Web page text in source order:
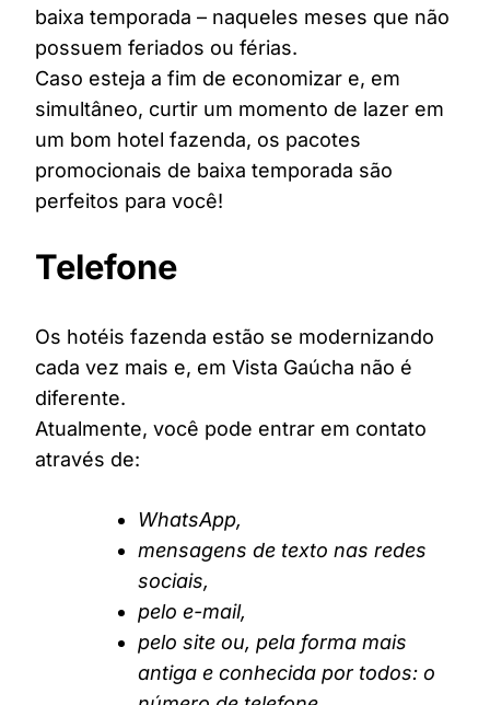
baixa temporada – naqueles meses que não
possuem feriados ou férias.
Caso esteja a fim de economizar e, em
simultâneo, curtir um momento de lazer em
um bom hotel fazenda, os pacotes
promocionais de baixa temporada são
perfeitos para você!
Telefone
Os hotéis fazenda estão se modernizando
cada vez mais e, em Vista Gaúcha não é
diferente.
Atualmente, você pode entrar em contato
através de:
WhatsApp,
mensagens de texto nas redes
sociais,
pelo e-mail,
pelo site ou, pela forma mais
antiga e conhecida por todos: o